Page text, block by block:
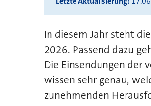
In diesem Jahr steht
2026. Passend dazu
Die Einsendungen der
wissen sehr genau,
zunehmenden